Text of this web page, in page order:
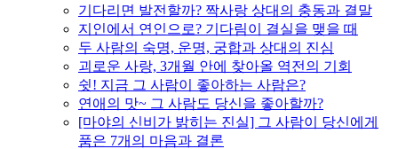
기다리면 발전할까? 짝사랑 상대의 충동과 결말
지인에서 연인으로? 기다림이 결실을 맺을 때
두 사람의 숙명, 운명, 궁합과 상대의 진심
괴로운 사랑, 3개월 안에 찾아올 역전의 기회
쉿! 지금 그 사람이 좋아하는 사람은?
연애의 맛~ 그 사람도 당신을 좋아할까?
[마야의 신비가 밝히는 진실] 그 사람이 당신에게
품은 7개의 마음과 결론